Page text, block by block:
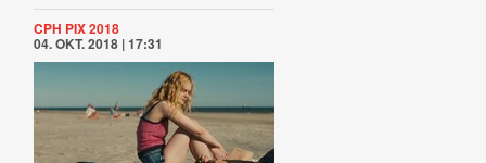
CPH PIX 2018
04. OKT. 2018 | 17:31